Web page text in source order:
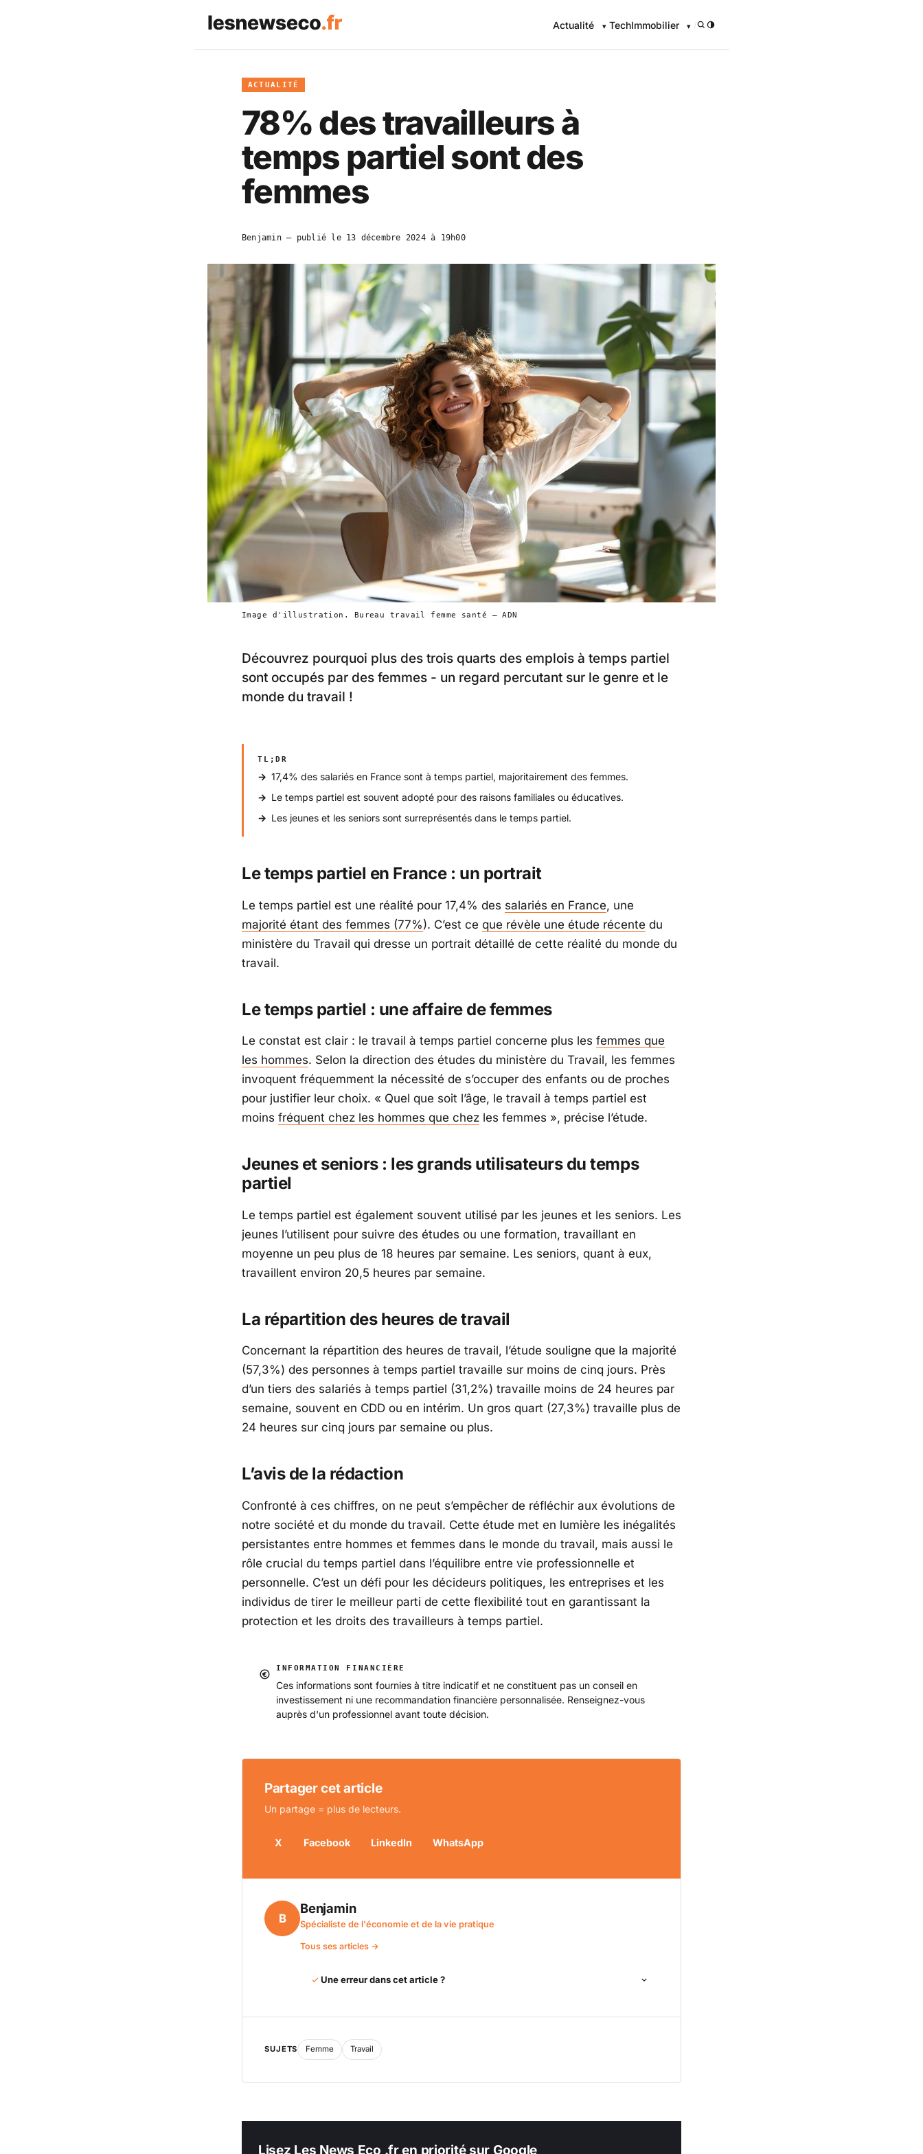
Actualité TechImmobilier /
ACTUALITÉ
78% des travailleurs à
temps partiel sont des
femmes
Benjamin— publié le 13 décembre 2024 à 19h00
Image d'illustration. Bureau travail femme santé — ADN
Découvrez pourquoi plus des trois quarts des emplois à temps partiel
sont occupés par des femmes - un regard percutant sur le genre et le
monde du travail !
TL;DR
17,4% des salariés en France sont à temps partiel, majoritairement des femmes.
Le temps partiel est souvent adopté pour des raisons familiales ou éducatives.
Les jeunes et les seniors sont surreprésentés dans le temps partiel.
Le temps partiel en France : un portrait
Le temps partiel est une réalité pour 17,4% des salariés en France, une
majorité étant des femmes (77%). C’est ce que révèle une étude récente du
ministère du Travail qui dresse un portrait détaillé de cette réalité du monde du
travail.
Le temps partiel : une affaire de femmes
Le constat est clair : le travail à temps partiel concerne plus les femmes que
les hommes. Selon la direction des études du ministère du Travail, les femmes
invoquent fréquemment la nécessité de s’occuper des enfants ou de proches
pour justifier leur choix. « Quel que soit l’âge, le travail à temps partiel est
moins fréquent chez les hommes que chez les femmes », précise l’étude.
Jeunes et seniors : les grands utilisateurs du temps
partiel
Le temps partiel est également souvent utilisé par les jeunes et les seniors. Les
jeunes l’utilisent pour suivre des études ou une formation, travaillant en
moyenne un peu plus de 18 heures par semaine. Les seniors, quant à eux,
travaillent environ 20,5 heures par semaine.
La répartition des heures de travail
Concernant la répartition des heures de travail, l’étude souligne que la majorité
(57,3%) des personnes à temps partiel travaille sur moins de cinq jours. Près
d’un tiers des salariés à temps partiel (31,2%) travaille moins de 24 heures par
semaine, souvent en CDD ou en intérim. Un gros quart (27,3%) travaille plus de
24 heures sur cinq jours par semaine ou plus.
L’avis de la rédaction
Confronté à ces chiffres, on ne peut s’empêcher de réfléchir aux évolutions de
notre société et du monde du travail. Cette étude met en lumière les inégalités
persistantes entre hommes et femmes dans le monde du travail, mais aussi le
rôle crucial du temps partiel dans l’équilibre entre vie professionnelle et
personnelle. C’est un défi pour les décideurs politiques, les entreprises et les
individus de tirer le meilleur parti de cette flexibilité tout en garantissant la
protection et les droits des travailleurs à temps partiel.
INFORMATION FINANCIÈRE
Ces informations sont fournies à titre indicatif et ne constituent pas un conseil en
investissement ni une recommandation financière personnalisée. Renseignez-vous
auprès d'un professionnel avant toute décision.
Partager cet article
Un partage = plus de lecteurs.
X Facebook LinkedIn WhatsApp
B
Benjamin
Spécialiste de l'économie et de la vie pratique
Tous ses articles →
Une erreur dans cet article ?
SUJETS Femme Travail
Lisez Les News Eco .fr en priorité sur Google